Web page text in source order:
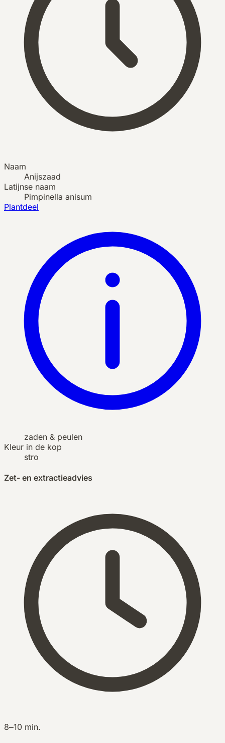
Naam
Anijszaad
Latijnse naam
Pimpinella anisum
Plantdeel
zaden & peulen
Kleur in de kop
stro
Zet- en extractieadvies
8–10 min.